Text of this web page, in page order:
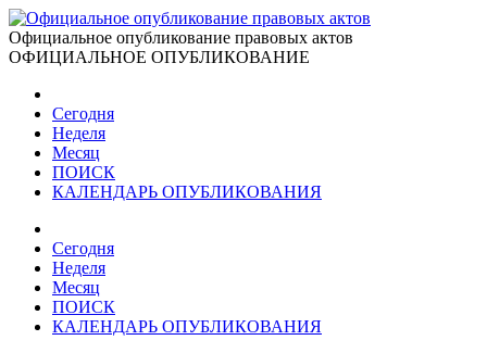
Официальное опубликование правовых актов
ОФИЦИАЛЬНОЕ ОПУБЛИКОВАНИЕ
Сегодня
Неделя
Месяц
ПОИСК
КАЛЕНДАРЬ ОПУБЛИКОВАНИЯ
Сегодня
Неделя
Месяц
ПОИСК
КАЛЕНДАРЬ ОПУБЛИКОВАНИЯ